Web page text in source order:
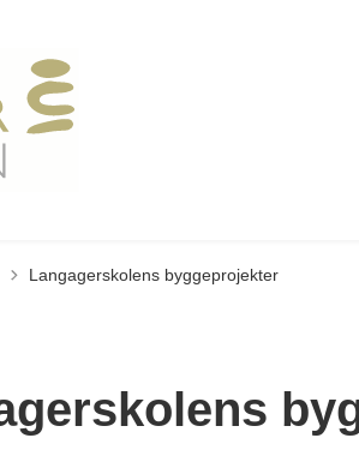
Langagerskolens byggeprojekter